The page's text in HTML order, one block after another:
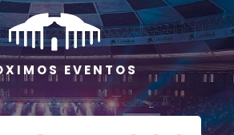
X I M O S E V E N T O S